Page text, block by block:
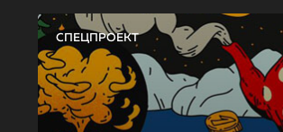
СПЕЦПРОЕКТ